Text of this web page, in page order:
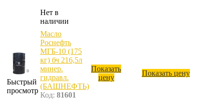
Нет в
наличии
Быстрый
просмотр
Масло
Роснефть
МГБ-10 (175
кг) бч 216,5л
минер.
гидравл.
(БАШНЕФТЬ)
Код: 81601
Показать
цену
Показать цену